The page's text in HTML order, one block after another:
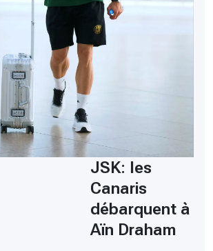
JSK: les
Canaris
débarquent à
Aïn Draham